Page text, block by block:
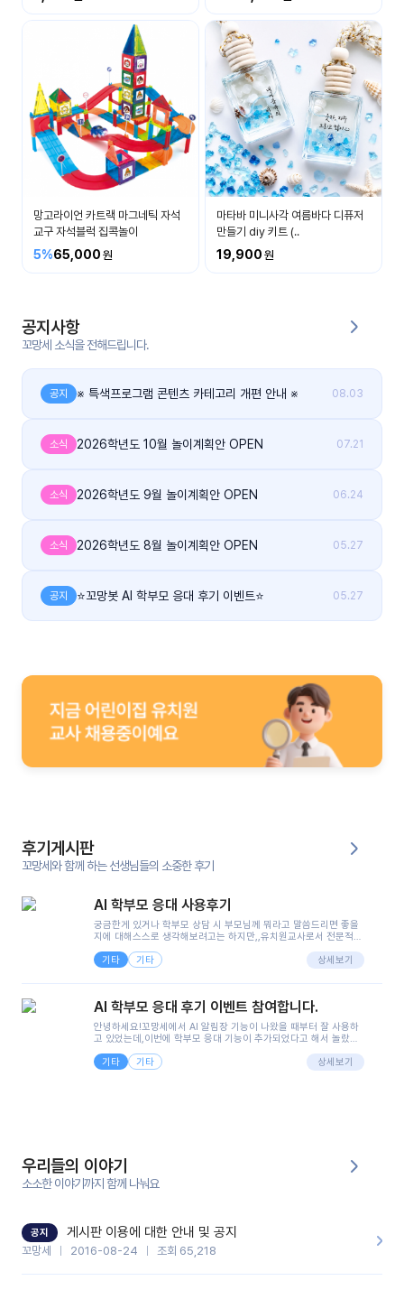
공지
사항
이벤
트
들의
이야
후기
게시
판
그
망고라이언 카트랙 마그네틱 자석
교구 자석블럭 집콕놀이
5%65,000
마타바 미니사각 여름바다 디퓨저
만들기 diy 키트 (..
19,900
공지사항
꼬망세 소식을 전해드립니다.
공지 ※ 특색프로그램 콘텐츠 카테고리 개편 안내 ※ 08.03
소식 2026학년도 10월 놀이계획안 OPEN 07.21
소식 2026학년도 9월 놀이계획안 OPEN 06.24
소식 2026학년도 8월 놀이계획안 OPEN 05.27
공지 ⭐꼬망봇 AI 학부모 응대 후기 이벤트⭐ 05.27
후기게시판
꼬망세와 함께 하는 선생님들의 소중한 후기
AI 학부모 응대 사용후기
궁금한게 있거나 학부모 상담 시 부모님께 뭐라고 말씀드리면 좋을
지에 대해스스로 생각해보려고는 하지만,,유치원교사로서 전문적인
려니 어려울때가...^^(저만 그런거 아니죠 ㅜㅜ)꼬망봇의 장점은 지
피티나 제미나이는 몇세이고 여자인지 남자인지 등그래도 좀 기본
정보를 제공하면서 물어봐야할 때가 있어그때마다 정보를 입력하는
으셔서 고민이 됐는데ai 학부모 응대를 써볼 수 있어서 좋았어요!앞
면..)그리고 제가 신입 때 이게 있었더라면 ㅜㅜㅜㅜ?응대 팁이 정말
좋은거 같아요지금은 그래도 아이들이 잘 이해 되지만초임 때는 정
말 어려워서 항상다른 선생님들께 도움을 요청했었거든요..ㅠ*일지
쓸 때도 좀 도움이 되는 거 같아요!
기타 기타 상세보기
AI 학부모 응대 후기 이벤트 참여합니다.
안녕하세요!꼬망세에서 AI 알림장 기능이 나왔을 때부터 잘 사용하
고 있었는데,이번에 학부모 응대 기능이 추가되었다고 해서 놀랐습
님 응대에 더 많은 부담을 느끼고 있습니다 ㅠㅠ이번에 제가 원에서
겪은 일과 학부모님께 전달드렸던 내용을 함께 보시고,저와 비슷한
을 많이 하는데,꼬망봇 덕분에 고민하는 시간을 줄이고 학부모님을
안심시킬 수 있었습니다.이 부분은 꼬망봇이 추가로 알려준 응대 tip
입니다.학부모님께 전화를 드리기 전에, 내용을 숙지하여 좀 더 전문
성 있는 교사가 되어 대화를 나눌 수 있었습니다.꼬망세 AI학부모 응
기능을 개발해 주셔서 감사합니다.
기타 기타 상세보기
우리들의 이야기
소소한 이야기까지 함께 나눠요
공지 게시판 이용에 대한 안내 및 공지
꼬망세 2016-08-24 조회 65,218